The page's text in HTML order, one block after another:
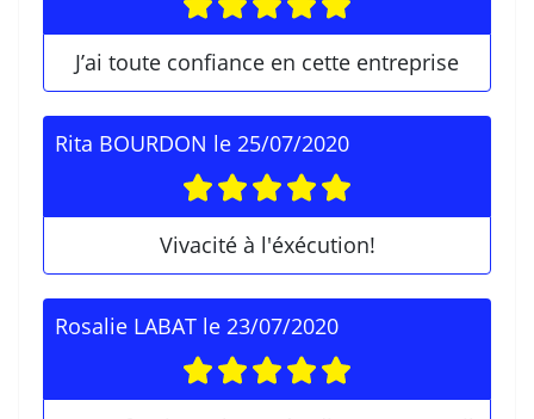
J’ai toute confiance en cette entreprise
Rita BOURDON le 25/07/2020
Vivacité à l'éxécution!
Rosalie LABAT le 23/07/2020